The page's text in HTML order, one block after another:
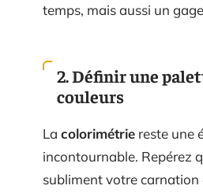
temps, mais aussi un
2. Définir une
couleurs
La colorimétrie reste une
incontournable. Repérez
subliment votre carnation